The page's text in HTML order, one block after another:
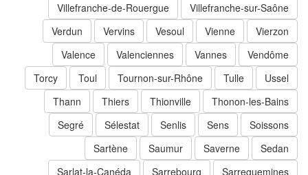
Villefranche-sur-Saône
Villefranche-de-Rouergue
Vierzon
Vienne
Vesoul
Vervins
Verdun
Vendôme
Vannes
Valenciennes
Valence
Ussel
Tulle
Tournon-sur-Rhône
Torcy
Thonon-les-Bains
Thionville
Thiers
Thann
Soissons
Sens
Senlis
Sélestat
Segré
Sedan
Saverne
Saumur
Sartène
Sarreguemines
Sarrebourg
Sarlat-la-Canéda